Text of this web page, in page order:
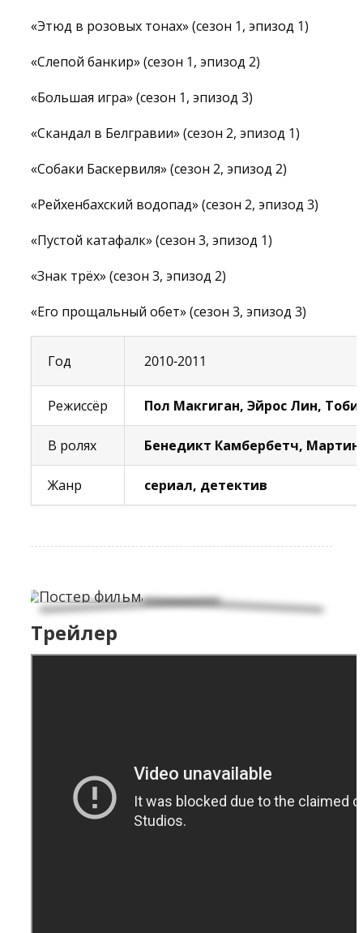
«Этюд в розовых тонах» (сезон 1, эпизод 1)
«Слепой банкир» (сезон 1, эпизод 2)
«Большая игра» (сезон 1, эпизод 3)
«Скандал в Белгравии» (сезон 2, эпизод 1)
«Собаки Баскервиля» (сезон 2, эпизод 2)
«Рейхенбахский водопад» (сезон 2, эпизод 3)
«Пустой катафалк» (сезон 3, эпизод 1)
«Знак трёх» (сезон 3, эпизод 2)
«Его прощальный обет» (сезон 3, эпизод 3)
Год 2010-2011
Режиссёр Пол Макгиган, Эйрос Лин,
В ролях Бенедикт Камбербетч,
Жанр сериал, детектив
Трейлер